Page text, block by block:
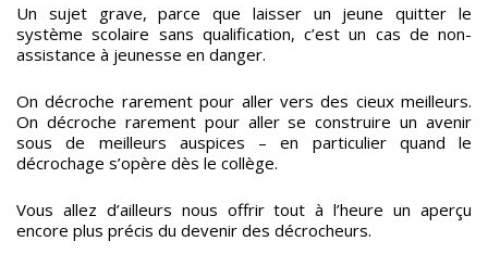
Un sujet grave, parce que laisser un jeune quitter le
système scolaire sans qualification, c’est un cas de non-
assistance à jeunesse en danger.
On décroche rarement pour aller vers des cieux meilleurs.
On décroche rarement pour aller se construire un avenir
sous de meilleurs auspices – en particulier quand le
décrochage s’opère dès le collège.
Vous allez d’ailleurs nous offrir tout à l’heure un aperçu
encore plus précis du devenir des décrocheurs.